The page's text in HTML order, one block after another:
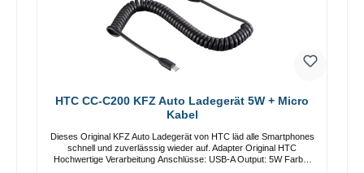
HTC CC-C200 KFZ Auto Ladegerät 5W + Micro
Kabel
Dieses Original KFZ Auto Ladegerät von HTC läd alle Smartphones
schnell und zuverlässsig wieder auf. Adapter Original HTC
Hochwertige Verarbeitung Anschlüsse: USB-A Output: 5W Farbe: